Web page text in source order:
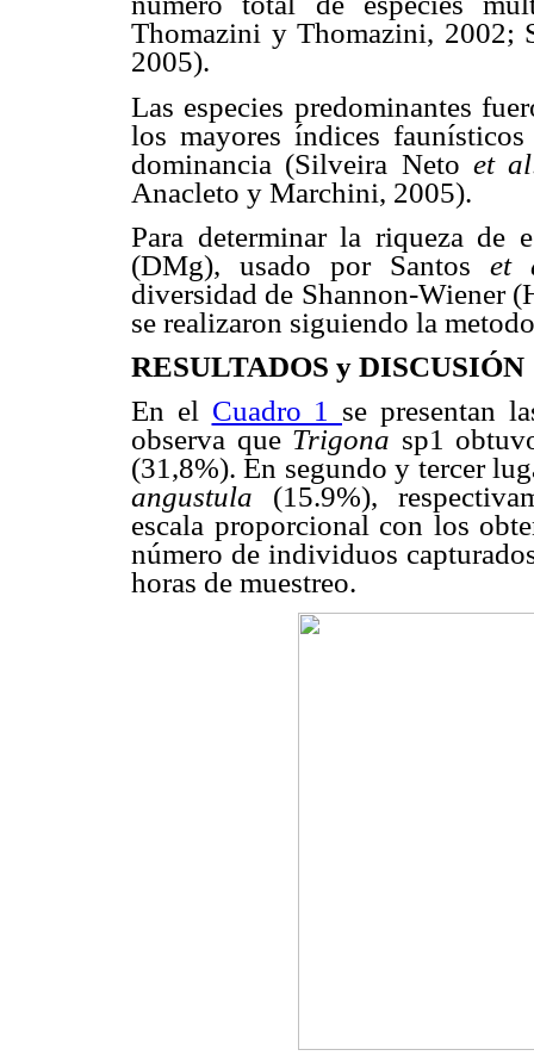
Thomazini y Thomazini, 2002;
2005).
Las especies predominantes
los mayores índices
dominancia (Silveira Neto et al
Anacleto y Marchini, 2005).
Para determinar la riqueza de
(DMg), usado por Santoset
diversidad de Shannon-Wiener
se realizaron siguiendo la
RESULTADOS y DISCUSIÓN
En el Cuadro 1 se presentan
observa que Trigona sp1
(31,8%). En segundo y tercer
angustula (15.9%),
escala proporcional con los
número de individuos
horas de muestreo.